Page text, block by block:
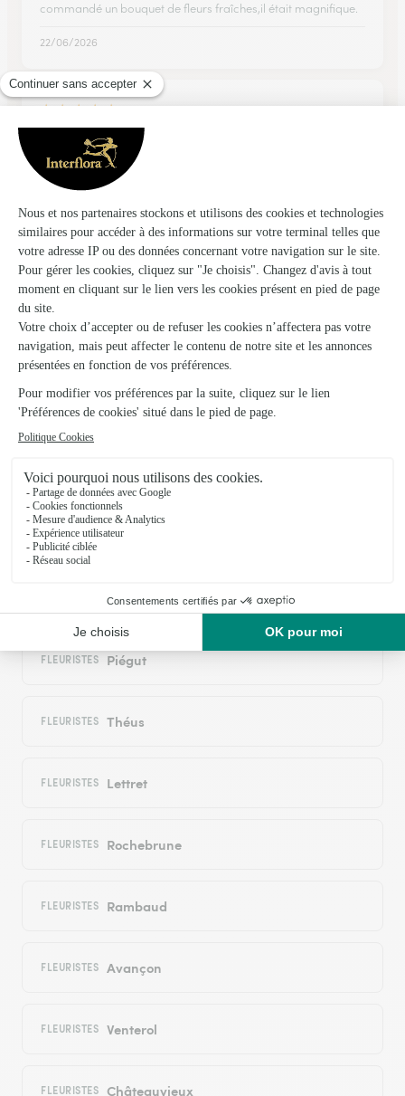
commandé un bouquet de fleurs fraîches,il était magnifique.
22/06/2026
★ ★ ★ ★ ★
une très belle gerbe
une très belle gerbe
15/04/2026
Trustpilot Échantillon d'avis clients fourni via Trustpilot.Voir tous
les avis de la marque Interflora sur Trustpilot
Livraison de fleurs à Valserres et autour :
les villes proches couvertes par le réseau
Interflora
FLEURISTES Remollon
FLEURISTES Saint-Étienne-le-Laus
Jarjayes
FLEURISTES Piégut
FLEURISTES Théus
FLEURISTES Lettret
FLEURISTES Rochebrune
FLEURISTES Rambaud
FLEURISTES Avançon
FLEURISTES Venterol
FLEURISTES Châteauvieux